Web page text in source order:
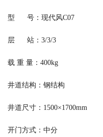
型 号：现代风C07
层 站：3/3/3
载 重 量：400kg
井道结构：钢结构
井道尺寸：1500×1700mm
开门方式：中分